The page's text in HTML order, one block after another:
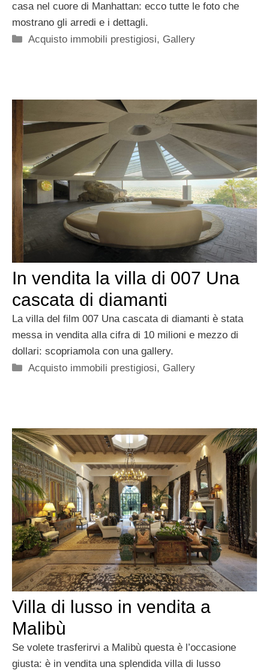
casa nel cuore di Manhattan: ecco tutte le foto che
mostrano gli arredi e i dettagli.
Categorie
Acquisto immobili prestigiosi, Gallery
In vendita la villa di 007 Una
cascata di diamanti
La villa del film 007 Una cascata di diamanti è stata
messa in vendita alla cifra di 10 milioni e mezzo di
dollari: scopriamola con una gallery.
Categorie
Acquisto immobili prestigiosi, Gallery
Villa di lusso in vendita a
Malibù
Se volete trasferirvi a Malibù questa è l’occasione
giusta: è in vendita una splendida villa di lusso